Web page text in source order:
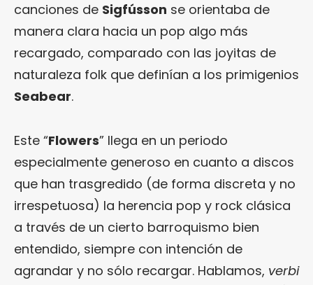
canciones de Sigfússon se orientaba de
manera clara hacia un pop algo más
recargado, comparado con las joyitas de
naturaleza folk que definían a los primigenios
Seabear.
Este “Flowers” llega en un periodo
especialmente generoso en cuanto a discos
que han trasgredido (de forma discreta y no
irrespetuosa) la herencia pop y rock clásica
a través de un cierto barroquismo bien
entendido, siempre con intención de
agrandar y no sólo recargar. Hablamos, verbi